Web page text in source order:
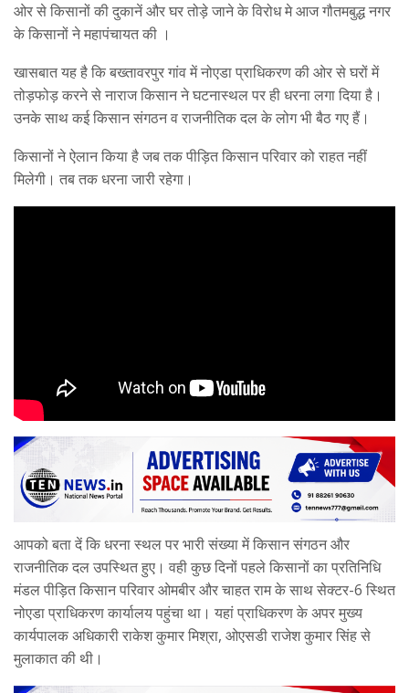
ओर से किसानों की दुकानें और घर तोड़े जाने के विरोध मे आज गौतमबुद्ध नगर
के किसानों ने महापंचायत की ।
खासबात यह है कि बख्तावरपुर गांव में नोएडा प्राधिकरण की ओर से घरों में
तोड़फोड़ करने से नाराज किसान ने घटनास्थल पर ही धरना लगा दिया है।
उनके साथ कई किसान संगठन व राजनीतिक दल के लोग भी बैठ गए हैं।
किसानों ने ऐलान किया है जब तक पीड़ित किसान परिवार को राहत नहीं
मिलेगी। तब तक धरना जारी रहेगा।
आपको बता दें कि धरना स्थल पर भारी संख्या में किसान संगठन और
राजनीतिक दल उपस्थित हुए। वही कुछ दिनों पहले किसानों का प्रतिनिधि
मंडल पीड़ित किसान परिवार ओमबीर और चाहत राम के साथ सेक्टर-6 स्थित
नोएडा प्राधिकरण कार्यालय पहुंचा था। यहां प्राधिकरण के अपर मुख्य
कार्यपालक अधिकारी राकेश कुमार मिश्रा, ओएसडी राजेश कुमार सिंह से
मुलाकात की थी।